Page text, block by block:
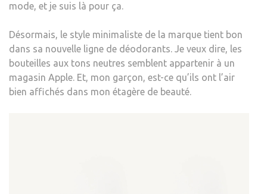
mode, et je suis là pour ça.
Désormais, le style minimaliste de la marque tient bon
dans sa nouvelle ligne de déodorants. Je veux dire, les
bouteilles aux tons neutres semblent appartenir à un
magasin Apple. Et, mon garçon, est-ce qu’ils ont l’air
bien affichés dans mon étagère de beauté.